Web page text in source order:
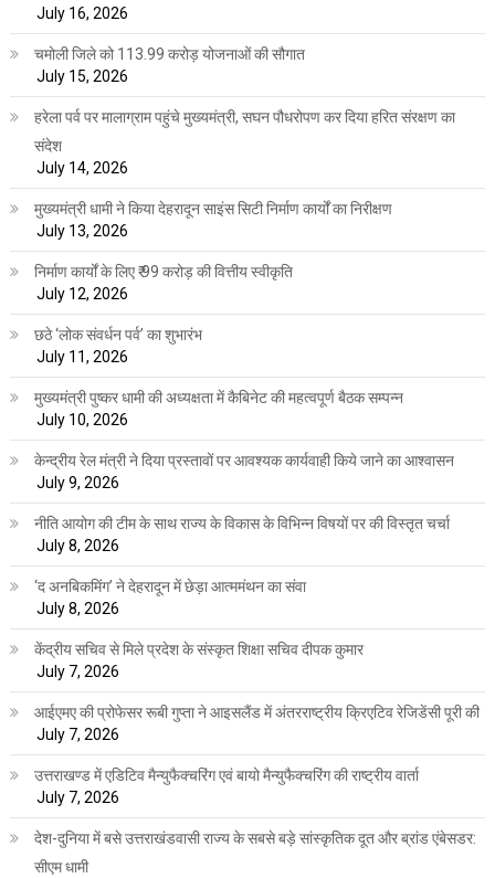
July 16, 2026
चमोली जिले को 113.99 करोड़ योजनाओं की सौगात
July 15, 2026
हरेला पर्व पर मालाग्राम पहुंचे मुख्यमंत्री, सघन पौधरोपण कर दिया हरित संरक्षण का
संदेश
July 14, 2026
मुख्यमंत्री धामी ने किया देहरादून साइंस सिटी निर्माण कार्यों का निरीक्षण
July 13, 2026
निर्माण कार्यों के लिए ₹ 99 करोड़ की वित्तीय स्वीकृति
July 12, 2026
छठे ‘लोक संवर्धन पर्व’ का शुभारंभ
July 11, 2026
मुख्यमंत्री पुष्कर धामी की अध्यक्षता में कैबिनेट की महत्वपूर्ण बैठक सम्पन्न
July 10, 2026
केन्द्रीय रेल मंत्री ने दिया प्रस्तावों पर आवश्यक कार्यवाही किये जाने का आश्वासन
July 9, 2026
नीति आयोग की टीम के साथ राज्य के विकास के विभिन्न विषयों पर की विस्तृत चर्चा
July 8, 2026
‘द अनबिकमिंग’ ने देहरादून में छेड़ा आत्ममंथन का संवा
July 8, 2026
केंद्रीय सचिव से मिले प्रदेश के संस्कृत शिक्षा सचिव दीपक कुमार
July 7, 2026
आईएमए की प्रोफेसर रूबी गुप्ता ने आइसलैंड में अंतरराष्ट्रीय क्रिएटिव रेजिडेंसी पूरी की
July 7, 2026
उत्तराखण्ड में एडिटिव मैन्युफैक्चरिंग एवं बायो मैन्युफैक्चरिंग की राष्ट्रीय वार्ता
July 7, 2026
देश-दुनिया में बसे उत्तराखंडवासी राज्य के सबसे बड़े सांस्कृतिक दूत और ब्रांड एंबेसडर:
सीएम धामी